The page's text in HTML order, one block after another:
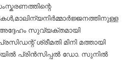
അദ്ദേഹം സുവ്യക്തമായി
ശ്രീമതി മിനി മത്തായി
പ്രിൻസിപ്പൽ ഡോ. സുനിൽ